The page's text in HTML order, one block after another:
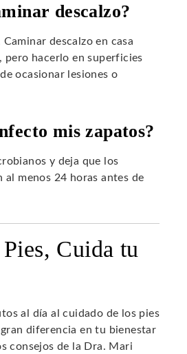
descalzo?
Caminar descalzo en casa
pero hacerlo en superficies
ocasionar lesiones o
mis zapatos?
y deja que los
al menos 24 horas antes de
Cuida tu
al día al cuidado de los pies
diferencia en tu bienestar
consejos de la Dra. Mari